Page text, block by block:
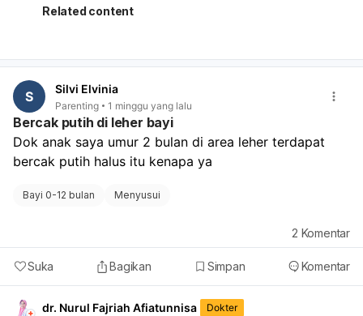
memakai obat sembarangan tanpa anjuran dokter. Jika
Related content
S Silvi Elvinia
Parenting 1 minggu yang lalu
Bercak putih di leher bayi
Dok anak saya umur 2 bulan di area leher terdapat
bercak putih halus itu kenapa ya
Bayi 0-12 bulan Menyusui
Suka Bagikan Simpan Komentar
2 Komentar
dr. Nurul Fajriah Afiatunnisa
Dokter